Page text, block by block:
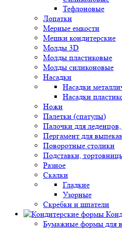
Тефлоновые
Лопатки
Мерные емкости
Мешки кондитерские
Молды 3D
Молды пластиковые
Молды силиконовые
Насадки
Насадки
Насадки
Ножи
Палетки (спатулы)
Палочки для
Пергамент для
Поворотные столики
Подставки,
Разное
Скалки
Гладкие
Узорные
Скребки и шпатели
Бумажные формы для